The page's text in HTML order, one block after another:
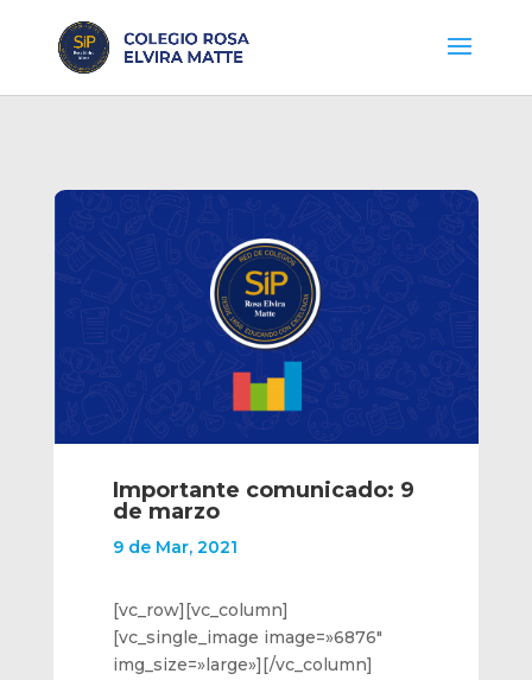
Importante comunicado: 9
de marzo
9 de Mar, 2021
[vc_row][vc_column]
[vc_single_image image=»6876″
img_size=»large»][/vc_column]